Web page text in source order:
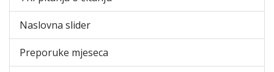
Naslovna slider
Preporuke mjeseca